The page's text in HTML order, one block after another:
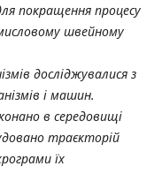
покращення процесу
швейному
досліджувалися з
і машин.
в середовищі
траєкторій
їх